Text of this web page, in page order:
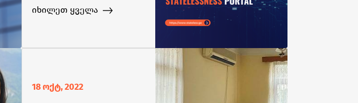
Stateless.ge - აამოქმედა
იხილეთ ყველა
18 ოქტ, 2022